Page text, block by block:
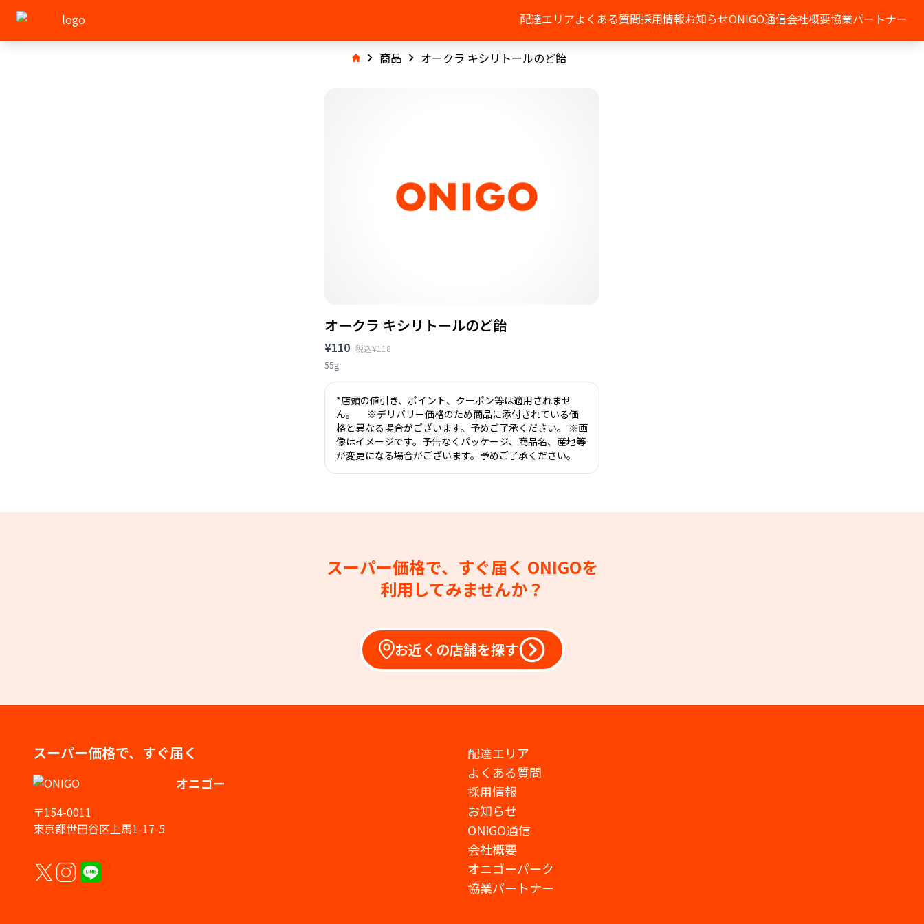
配達エリアよくある質問採用情報お知らせONIGO通信会社概要協業パートナー
商品 オークラ キシリトールのど飴
オークラ キシリトールのど飴
¥110 税込¥118
55g
*店頭の値引き、ポイント、クーポン等は適用されませ
ん。 ※デリバリー価格のため商品に添付されている価
格と異なる場合がございます。予めご了承ください。 ※画
像はイメージです。予告なくパッケージ、商品名、産地等
が変更になる場合がございます。予めご了承ください。
スーパー価格で、すぐ届く ONIGOを
利用してみませんか？
お近くの店舗を探す
スーパー価格で、すぐ届く
オニゴー
〒154-0011
東京都世田谷区上馬1-17-5
配達エリア
よくある質問
採用情報
お知らせ
ONIGO通信
会社概要
オニゴーパーク
協業パートナー